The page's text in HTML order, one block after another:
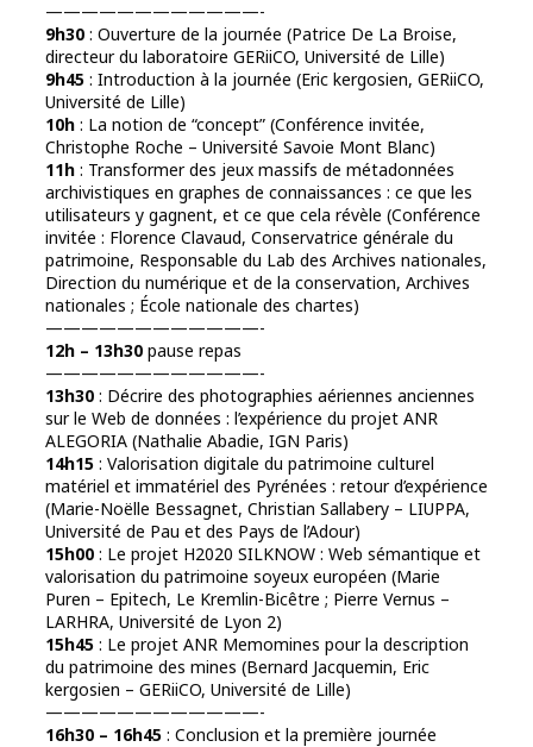
————————————-
9h30 : Ouverture de la journée (Patrice De La Broise,
directeur du laboratoire GERiiCO, Université de Lille)
9h45 : Introduction à la journée (Eric kergosien, GERiiCO,
Université de Lille)
10h : La notion de “concept” (Conférence invitée,
Christophe Roche – Université Savoie Mont Blanc)
11h : Transformer des jeux massifs de métadonnées
archivistiques en graphes de connaissances : ce que les
utilisateurs y gagnent, et ce que cela révèle (Conférence
invitée : Florence Clavaud, Conservatrice générale du
patrimoine, Responsable du Lab des Archives nationales,
Direction du numérique et de la conservation, Archives
nationales ; École nationale des chartes)
————————————-
12h – 13h30 pause repas
————————————-
13h30 : Décrire des photographies aériennes anciennes
sur le Web de données : l’expérience du projet ANR
ALEGORIA (Nathalie Abadie, IGN Paris)
14h15 : Valorisation digitale du patrimoine culturel
matériel et immatériel des Pyrénées : retour d’expérience
(Marie-Noëlle Bessagnet, Christian Sallabery – LIUPPA,
Université de Pau et des Pays de l’Adour)
15h00 : Le projet H2020 SILKNOW : Web sémantique et
valorisation du patrimoine soyeux européen (Marie
Puren – Epitech, Le Kremlin-Bicêtre ; Pierre Vernus –
LARHRA, Université de Lyon 2)
15h45 : Le projet ANR Memomines pour la description
du patrimoine des mines (Bernard Jacquemin, Eric
kergosien – GERiiCO, Université de Lille)
————————————-
16h30 – 16h45 : Conclusion et la première journée